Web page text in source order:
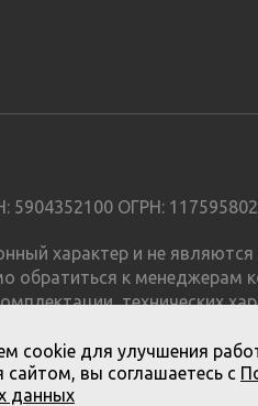
5904352100 ОГРН:
характер и не
к менеджерам
технических
публичной офертой.
cookie для улучшения
сайтом, вы соглашаетесь с
данных